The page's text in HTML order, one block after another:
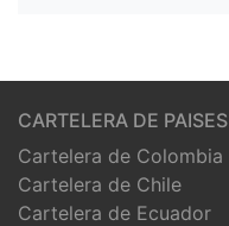
CARTELERA DE PAISES
Cartelera de Colombia
Cartelera de Chile
Cartelera de Ecuador